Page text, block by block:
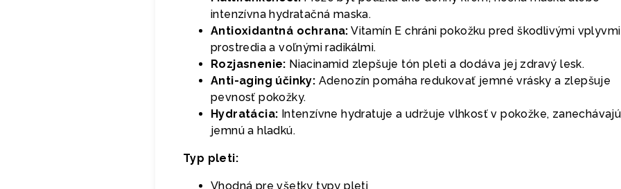
intenzívna hydratačná maska.
Antioxidantná ochrana: Vitamín E chráni pokožku pred škodlivými vplyvmi
prostredia a voľnými radikálmi.
Rozjasnenie: Niacinamid zlepšuje tón pleti a dodáva jej zdravý lesk.
Anti-aging účinky: Adenozín pomáha redukovať jemné vrásky a zlepšuje
pevnosť pokožky.
Hydratácia: Intenzívne hydratuje a udržuje vlhkosť v pokožke,
jemnú a hladkú.
Typ pleti:
Vhodná pre všetky typy pleti